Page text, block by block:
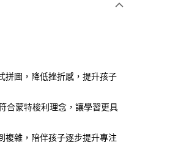
兆豐國際商業銀行
遠東國際商業銀行
星展（台灣）商業銀行
拼圖，降低挫折感，提升孩子
合蒙特梭利理念，讓學習更具
複雜，陪伴孩子逐步提升專注